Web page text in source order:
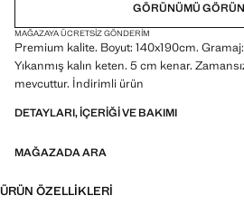
GÖRÜNÜMÜ
MAĞAZAYA ÜCRETSIZ GÖNDERIM
Premium kalite. Boyut: 140x190cm.
Yıkanmış kalın keten. 5 cm kenar. Zamansız
mevcuttur. İndirimli ürün
DETAYLARI, IÇERIĞI VE BAKIMI
MAĞAZADA ARA
ÜRÜN ÖZELLIKLERI